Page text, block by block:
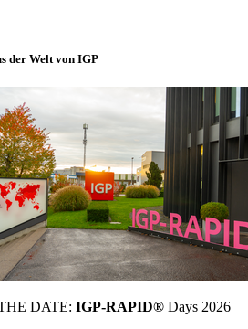
der Welt von IGP
DATE: IGP-RAPID® Days 2026